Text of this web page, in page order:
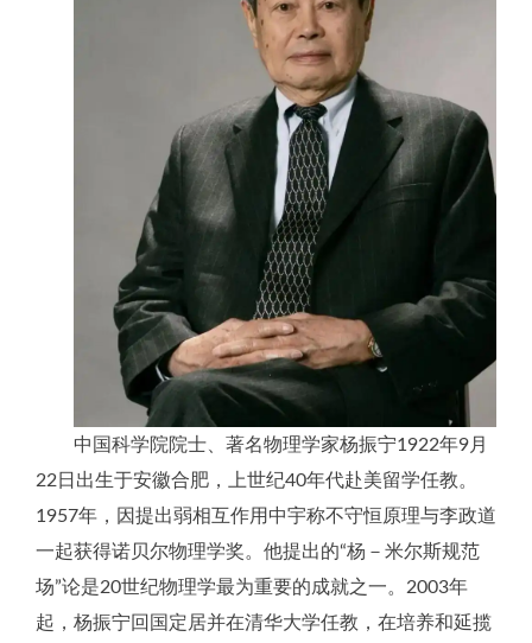
中国科学院院士、著名物理学家杨振宁1922年9月
22日出生于安徽合肥，上世纪40年代赴美留学任教。
1957年，因提出弱相互作用中宇称不守恒原理与李政道
一起获得诺贝尔物理学奖。他提出的“杨－米尔斯规范
场”论是20世纪物理学最为重要的成就之一。2003年
起，杨振宁回国定居并在清华大学任教，在培养和延揽